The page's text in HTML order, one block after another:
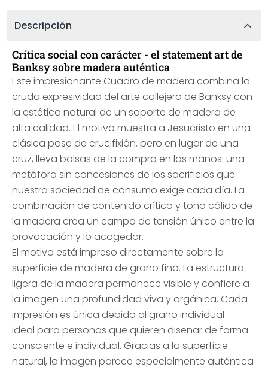
Descripción
Crítica social con carácter - el statement art de
Banksy sobre madera auténtica
Este impresionante Cuadro de madera combina la
cruda expresividad del arte callejero de Banksy con
la estética natural de un soporte de madera de
alta calidad. El motivo muestra a Jesucristo en una
clásica pose de crucifixión, pero en lugar de una
cruz, lleva bolsas de la compra en las manos: una
metáfora sin concesiones de los sacrificios que
nuestra sociedad de consumo exige cada día. La
combinación de contenido crítico y tono cálido de
la madera crea un campo de tensión único entre la
provocación y lo acogedor.
El motivo está impreso directamente sobre la
superficie de madera de grano fino. La estructura
ligera de la madera permanece visible y confiere a
la imagen una profundidad viva y orgánica. Cada
impresión es única debido al grano individual -
ideal para personas que quieren diseñar de forma
consciente e individual. Gracias a la superficie
natural, la imagen parece especialmente auténtica